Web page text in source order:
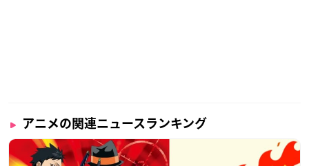
アニメの関連ニュースランキング